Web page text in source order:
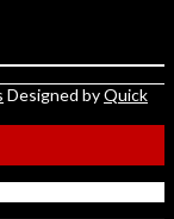
Designed byQuick